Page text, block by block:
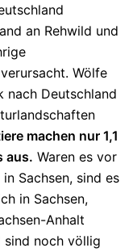
an Rehwild und
Wölfe
nach Deutschland
machen nur 1,1
aus. Waren es vor
Sachsen, sind es
in Sachsen,
Anhalt
sind noch völlig